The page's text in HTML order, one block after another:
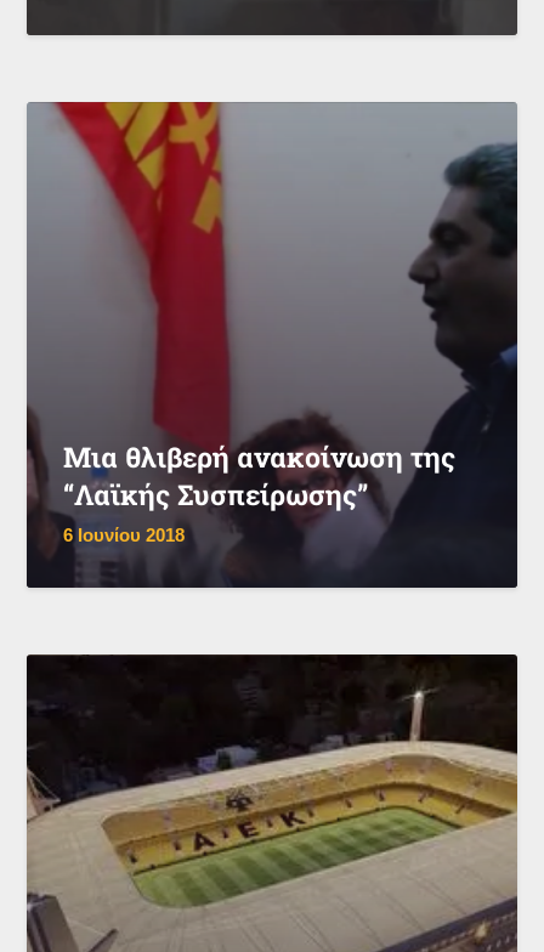
Μια θλιβερή ανακοίνωση της
“Λαϊκής Συσπείρωσης”
6 Ιουνίου 2018